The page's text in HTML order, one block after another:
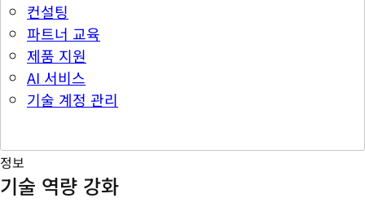
컨설팅
파트너 교육
제품 지원
AI 서비스
기술 계정 관리
정보
기술 역량 강화